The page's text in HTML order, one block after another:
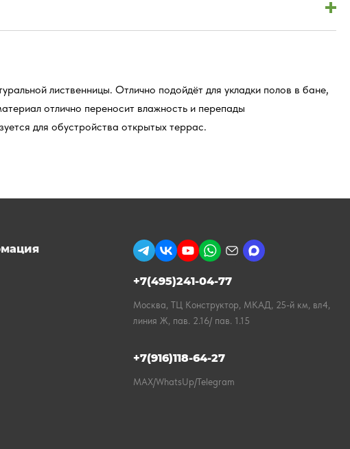
лиственницы. Отлично подойдёт для укладки полов в бане,
отлично переносит влажность и перепады
для обустройства открытых террас.
+7(495)241-04-77
Москва, ТЦ Конструктор, МКАД, 25-й км, вл4,
линия Ж, пав. 2.16/ пав. 1.15
+7(916)118-64-27
MAX/WhatsUp/Telegram